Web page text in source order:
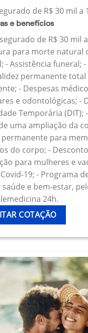
de R$ 30 mil a
e benefícios
de R$ 30 mil
para morte natural
- Assistência funeral;
permanente
- Despesas
e odontológicas; -
Temporária (DIT);
uma ampliação da
permanente para
do corpo; -
para mulheres e
19; - Programa
saúde e bem-estar,
24h.
COTAÇÃO